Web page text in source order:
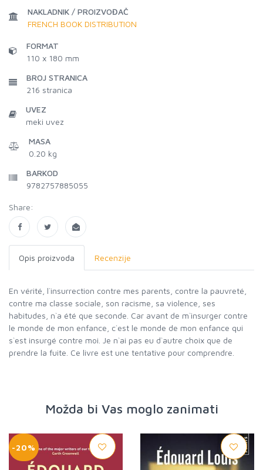
NAKLADNIK / PROIZVOĐAČ
FRENCH BOOK DISTRIBUTION
FORMAT
110 x 180 mm
BROJ STRANICA
216 stranica
UVEZ
meki uvez
MASA
0.20 kg
BARKOD
9782757885055
Share:
Opis proizvoda Recenzije
En vérité, l`insurrection contre mes parents, contre la pauvreté,
contre ma classe sociale, son racisme, sa violence, ses
habitudes, n`a été que seconde. Car avant de m`insurger contre
le monde de mon enfance, c`est le monde de mon enfance qui
s`est insurgé contre moi. Je n`ai pas eu d`autre choix que de
prendre la fuite. Ce livre est une tentative pour comprendre.
Možda bi Vas moglo zanimati
-20%